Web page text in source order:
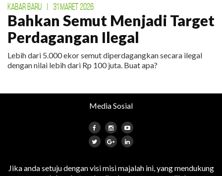
KABAR BARU | 31 MARET 2026
Bahkan Semut Menjadi Target
Perdagangan Ilegal
Lebih dari 5.000 ekor semut diperdagangkan secara ilegal
dengan nilai lebih dari Rp 100 juta. Buat apa?
Media Sosial
Jika anda setuju dengan visi misi majalah ini, yang mendukung